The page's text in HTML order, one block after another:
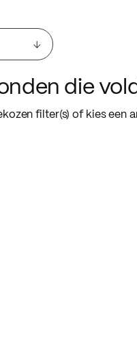
die
filter(s) of kies een